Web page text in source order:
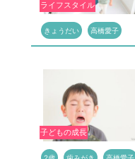
ライフスタイル
きょうだい 高橋愛子
子どもの成長